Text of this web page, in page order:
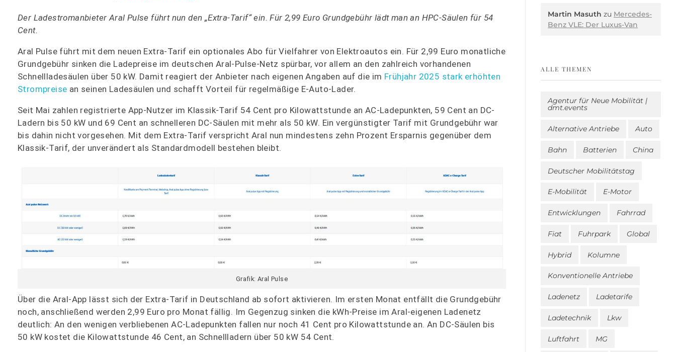
Der Ladestromanbieter Aral Pulse führt nun den „Extra-Tarif“ ein. Für 2,99 Euro Grundgebühr lädt man an HPC-Säulen für 54
Cent.
Aral Pulse führt mit dem neuen Extra-Tarif ein optionales Abo für Vielfahrer von Elektroautos ein. Für 2,99 Euro monatliche
Grundgebühr sinken die Ladepreise im deutschen Aral-Pulse-Netz spürbar, vor allem an den zahlreich vorhandenen
Schnellladesäulen über 50 kW. Damit reagiert der Anbieter nach eigenen Angaben auf die im Frühjahr 2025 stark erhöhten
Strompreise an seinen Ladesäulen und schafft Vorteil für regelmäßige E-Auto-Lader.
Seit Mai zahlen registrierte App-Nutzer im Klassik-Tarif 54 Cent pro Kilowattstunde an AC-Ladepunkten, 59 Cent an DC-
Ladern bis 50 kW und 69 Cent an schnelleren DC-Säulen mit mehr als 50 kW. Ein vergünstigter Tarif mit Grundgebühr war
bis dahin nicht vorgesehen. Mit dem Extra-Tarif verspricht Aral nun mindestens zehn Prozent Ersparnis gegenüber dem
Klassik-Tarif, der unverändert als Standardmodell bestehen bleibt.
Grafik: Aral Pulse
Über die Aral-App lässt sich der Extra-Tarif in Deutschland ab sofort aktivieren. Im ersten Monat entfällt die Grundgebühr
noch, anschließend werden 2,99 Euro pro Monat fällig. Im Gegenzug sinken die kWh-Preise im Aral-eigenen Ladenetz
deutlich: An den wenigen verbliebenen AC-Ladepunkten fallen nur noch 41 Cent pro Kilowattstunde an. An DC-Säulen bis
50 kW kostet die Kilowattstunde 46 Cent, an Schnellladern über 50 kW 54 Cent.
Martin Masuth zu Mercedes-
Benz VLE: Der Luxus-Van
ALLE THEMEN
Agentur für Neue Mobilität |
dmt.events
Alternative Antriebe Auto
Bahn Batterien China
Deutscher Mobilitätstag
E-Mobilität E-Motor
Entwicklungen Fahrrad
Fiat Fuhrpark Global
Hybrid Kolumne
Konventionelle Antriebe
Ladenetz Ladetarife
Ladetechnik Lkw
Luftfahrt MG